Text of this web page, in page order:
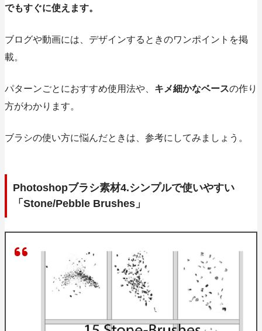
でもすぐに使えます。
ブログや動画には、デザインするときのワンポイントを掲
載。
パターンごとにおすすめ使用法や、 キメ細かなベースの作り
方がわかります。
ブラシの使い方に悩んだときは、参考にしてみましょう。
Photoshopブラシ素材4.シンプルで使いやすい
「Stone/Pebble Brushes」